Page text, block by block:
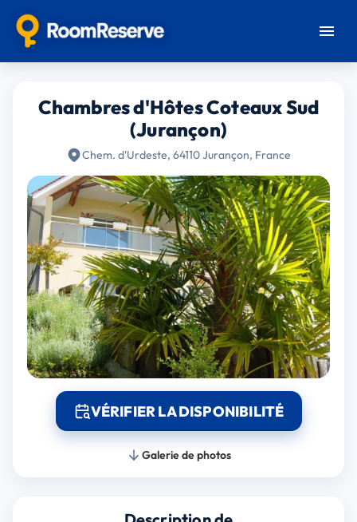
Chambres d'Hôtes Coteaux Sud
(Jurançon)
Chem. d'Urdeste, 64110 Jurançon, France
VÉRIFIER LA DISPONIBILITÉ
Galerie de photos